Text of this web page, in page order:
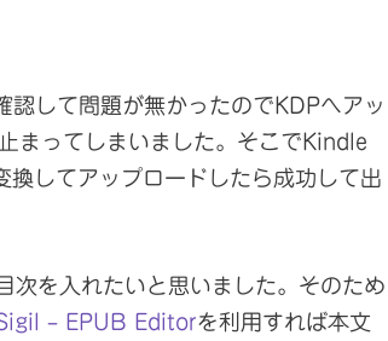
して問題が無かったのでKDPへアッ
まってしまいました。そこで Kindle
してアップロードしたら成功して出
次を入れたいと思いました。そのため
– EPUB Editorを利用すれば本文